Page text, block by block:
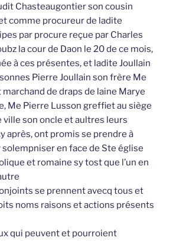
Chasteaugontier son cousin
comme procureur de ladite
par procure reçue par Charles
la cour de Daon le 20 de ce mois,
à ces présentes, et ladite Joullain
Pierre Joullain son frère Me
de draps de laine Marye
Me Pierre Lusson greffiet au siège
ville son oncle et aultres leurs
après, ont promis se prendre à
en face de Ste église
et romaine sy tost que l’un en
se prennent avecq tous et
noms raisons et actions présents
qui peuvent et pourroient